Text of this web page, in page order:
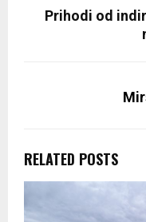
Prihodi od
RELATED POSTS